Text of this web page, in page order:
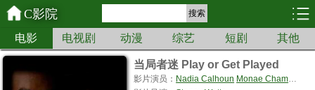
C影院 搜索
电影 电视剧 动漫 综艺 短剧 其他
当局者迷 Play or Get Played
影片演员： Nadia Calhoun Monae Champion